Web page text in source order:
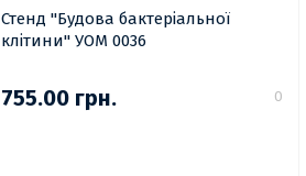
Стенд "Будова бактеріальної
клітини" УОМ 0036
755.00 грн. 0